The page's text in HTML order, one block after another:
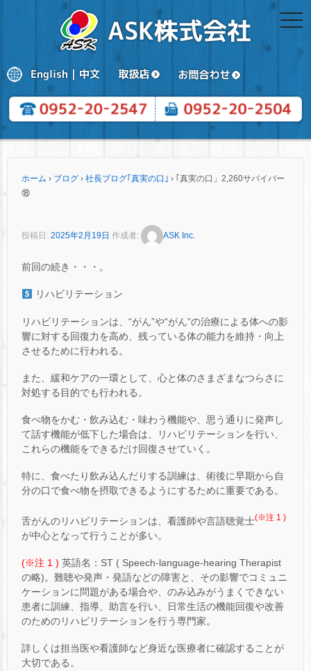
ホーム › ブログ › 社長ブログ｢真実の口｣ › ｢真実の口」2,260サバイバー
⑱
投稿日: 2025年2月19日 作成者: ASK Inc.
前回の続き・・・。
リハビリテーション
リハビリテーションは、“がん”や“がん”の治療による体への影
響に対する回復力を高め、残っている体の能力を維持・向上
させるために行われる。
また、緩和ケアの一環として、心と体のさまざまなつらさに
対処する目的でも行われる。
食べ物をかむ・飲み込む・味わう機能や、思う通りに発声し
て話す機能が低下した場合は、リハビリテーションを行い、
これらの機能をできるだけ回復させていく。
特に、食べたり飲み込んだりする訓練は、術後に早期から自
分の口で食べ物を摂取できるようにするために重要である。
舌がんのリハビリテーションは、看護師や言語聴覚士(※注 1 )
が中心となって行うことが多い。
(※注 1 ) 英語名：ST ( Speech-language-hearing Therapist
の略)。難聴や発声・発語などの障害と、その影響でコミュニ
ケーションに問題がある場合や、のみ込みがうまくできない
患者に訓練、指導、助言を行い、日常生活の機能回復や改善
のためのリハビリテーションを行う専門家。
詳しくは担当医や看護師など身近な医療者に確認することが
大切である。